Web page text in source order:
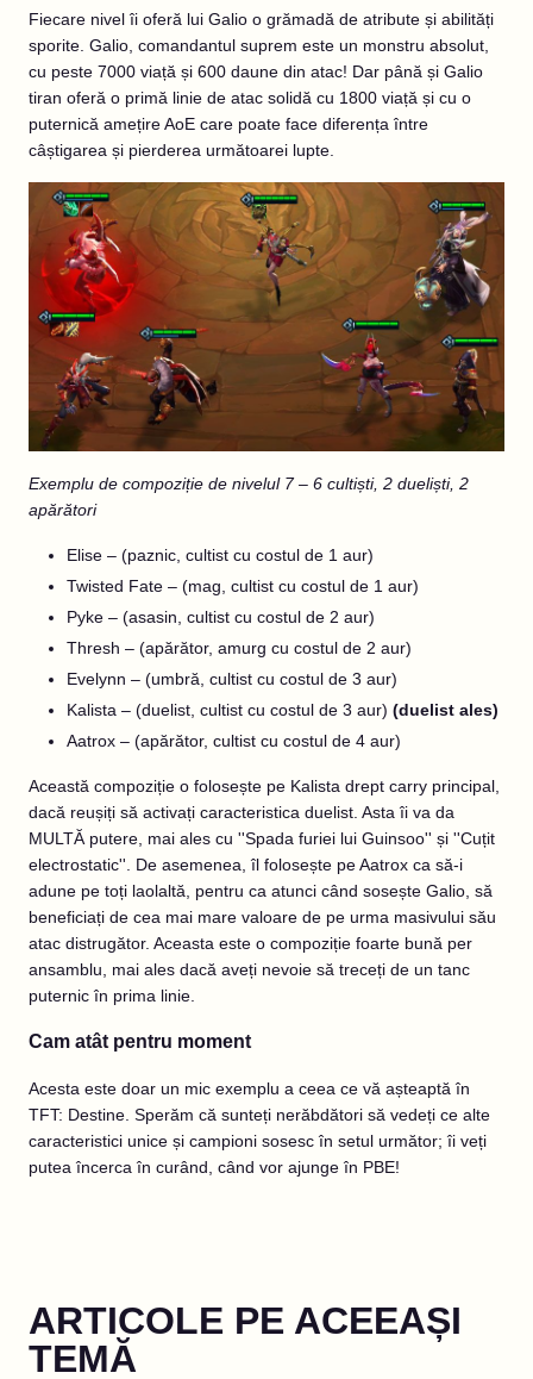
Fiecare nivel îi oferă lui Galio o grămadă de atribute și abilități
sporite. Galio, comandantul suprem este un monstru absolut,
cu peste 7000 viață și 600 daune din atac! Dar până și Galio
tiran oferă o primă linie de atac solidă cu 1800 viață și cu o
puternică amețire AoE care poate face diferența între
câștigarea și pierderea următoarei lupte.
Exemplu de compoziție de nivelul 7 – 6 cultiști, 2 dueliști, 2
apărători
Elise – (paznic, cultist cu costul de 1 aur)
Twisted Fate – (mag, cultist cu costul de 1 aur)
Pyke – (asasin, cultist cu costul de 2 aur)
Thresh – (apărător, amurg cu costul de 2 aur)
Evelynn – (umbră, cultist cu costul de 3 aur)
Kalista – (duelist, cultist cu costul de 3 aur) (duelist ales)
Aatrox – (apărător, cultist cu costul de 4 aur)
Această compoziție o folosește pe Kalista drept carry principal,
dacă reușiți să activați caracteristica duelist. Asta îi va da
MULTĂ putere, mai ales cu ''Spada furiei lui Guinsoo'' și ''Cuțit
electrostatic''. De asemenea, îl folosește pe Aatrox ca să-i
adune pe toți laolaltă, pentru ca atunci când sosește Galio, să
beneficiați de cea mai mare valoare de pe urma masivului său
atac distrugător. Aceasta este o compoziție foarte bună per
ansamblu, mai ales dacă aveți nevoie să treceți de un tanc
puternic în prima linie.
Cam atât pentru moment
Acesta este doar un mic exemplu a ceea ce vă așteaptă în
TFT: Destine. Sperăm că sunteți nerăbdători să vedeți ce alte
caracteristici unice și campioni sosesc în setul următor; îi veți
putea încerca în curând, când vor ajunge în PBE!
ARTICOLE PE ACEEAȘI
TEMĂ